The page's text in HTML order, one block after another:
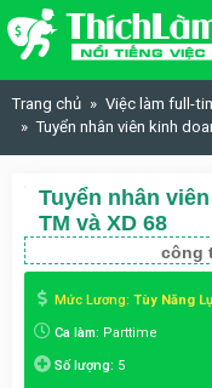
Skip to content
Trang chủ
Việc làm full-
Tuyển nhân viên kinh
Tuyển nhân
TM và XD 68
công
Mức Lương: Tùy Năng
Ca làm: Parttime
Số lượng: 5